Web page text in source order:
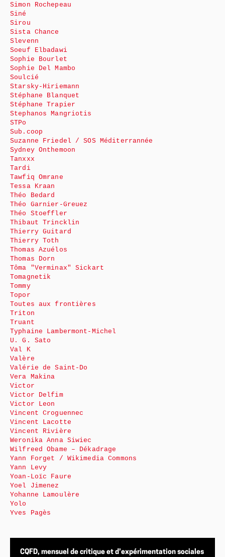
Simon Rochepeau
Siné
Sirou
Sista Chance
Slevenn
Soeuf Elbadawi
Sophie Bourlet
Sophie Del Mambo
Soulcié
Starsky-Hiriemann
Stéphane Blanquet
Stéphane Trapier
Stephanos Mangriotis
STPo
Sub.coop
Suzanne Friedel / SOS Méditerrannée
Sydney Onthemoon
Tanxxx
Tardi
Tawfiq Omrane
Tessa Kraan
Théo Bedard
Théo Garnier-Greuez
Théo Stoeffler
Thibaut Trincklin
Thierry Guitard
Thierry Toth
Thomas Azuélos
Thomas Dorn
Tôma "Verminax" Sickart
Tomagnetik
Tommy
Topor
Toutes aux frontières
Triton
Truant
Typhaine Lambermont-Michel
U. G. Sato
Val K
Valère
Valérie de Saint-Do
Vera Makina
Victor
Victor Delfim
Victor Leon
Vincent Croguennec
Vincent Lacotte
Vincent Rivière
Weronika Anna Siwiec
Wilfreed Obame – Dékadrage
Yann Forget / Wikimedia Commons
Yann Levy
Yoan-Loïc Faure
Yoel Jimenez
Yohanne Lamoulère
Yolo
Yves Pagès
CQFD, mensuel de critique et d’expérimentation sociales